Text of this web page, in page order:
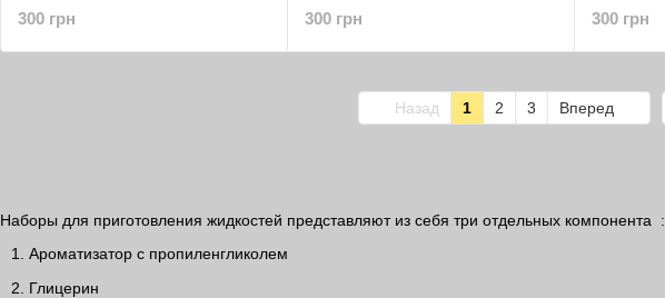
Наборы для приготовления жидкостей представляют из себя три отдельных компонента :
Ароматизатор с пропиленгликолем
Глицерин
300 грн
300 грн
300 грн
Назад 1 2 3 Вперед